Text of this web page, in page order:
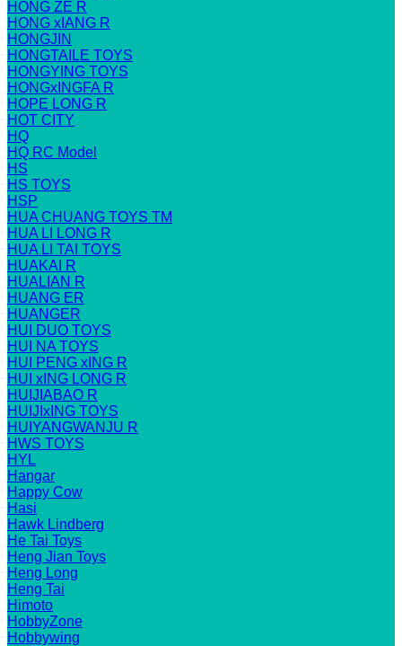
HONG ZE R
HONG xIANG R
HONGJIN
HONGTAILE TOYS
HONGYING TOYS
HONGxINGFA R
HOPE LONG R
HOT CITY
HQ
HQ RC Model
HS
HS TOYS
HSP
HUA CHUANG TOYS TM
HUA LI LONG R
HUA LI TAI TOYS
HUAKAI R
HUALIAN R
HUANG ER
HUANGER
HUI DUO TOYS
HUI NA TOYS
HUI PENG xING R
HUI xING LONG R
HUIJIABAO R
HUIJIxING TOYS
HUIYANGWANJU R
HWS TOYS
HYL
Hangar
Happy Cow
Hasi
Hawk Lindberg
He Tai Toys
Heng Jian Toys
Heng Long
Heng Tai
Himoto
HobbyZone
Hobbywing